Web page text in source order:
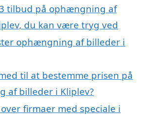
tilbud på ophængning af
du kan være tryg ved
ophængning af billeder i
til at bestemme prisen på
af billeder i Kliplev?
firmaer med speciale i